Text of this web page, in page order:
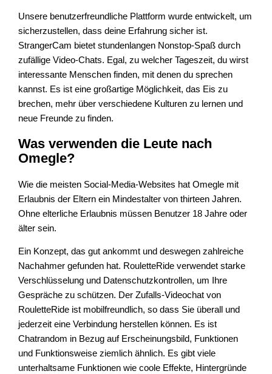
Unsere benutzerfreundliche Plattform wurde entwickelt, um
sicherzustellen, dass deine Erfahrung sicher ist.
StrangerCam bietet stundenlangen Nonstop-Spaß durch
zufällige Video-Chats. Egal, zu welcher Tageszeit, du wirst
interessante Menschen finden, mit denen du sprechen
kannst. Es ist eine großartige Möglichkeit, das Eis zu
brechen, mehr über verschiedene Kulturen zu lernen und
neue Freunde zu finden.
Was verwenden die Leute nach
Omegle?
Wie die meisten Social-Media-Websites hat Omegle mit
Erlaubnis der Eltern ein Mindestalter von thirteen Jahren.
Ohne elterliche Erlaubnis müssen Benutzer 18 Jahre oder
älter sein.
Ein Konzept, das gut ankommt und deswegen zahlreiche
Nachahmer gefunden hat. RouletteRide verwendet starke
Verschlüsselung und Datenschutzkontrollen, um Ihre
Gespräche zu schützen. Der Zufalls-Videochat von
RouletteRide ist mobilfreundlich, so dass Sie überall und
jederzeit eine Verbindung herstellen können. Es ist
Chatrandom in Bezug auf Erscheinungsbild, Funktionen
und Funktionsweise ziemlich ähnlich. Es gibt viele
unterhaltsame Funktionen wie coole Effekte, Hintergründe